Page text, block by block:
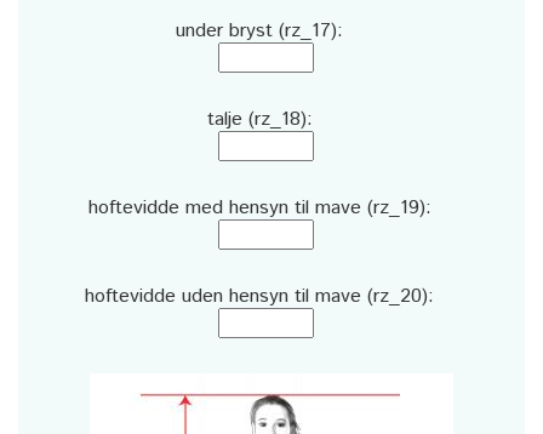
under bryst (rz_17):
talje (rz_18):
hoftevidde med hensyn til mave (rz_19):
hoftevidde uden hensyn til mave (rz_20):